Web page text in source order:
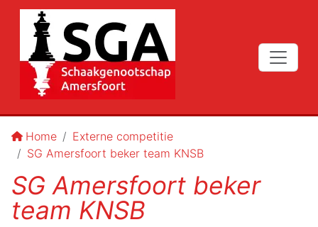
Home
Externe competitie
SG Amersfoort beker team KNSB
SG Amersfoort beker
team KNSB